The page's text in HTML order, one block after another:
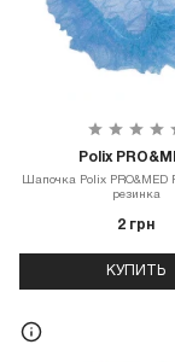
Polix
Шапочка Polix PRO&MED
резинка
2 грн
КУПИТЬ